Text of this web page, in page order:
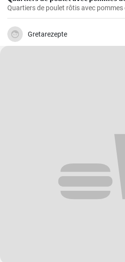
Quartiers de poulet rôtis avec pommes
Gretarezepte